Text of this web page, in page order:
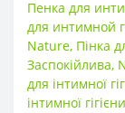
Пенка для
для интимной
Nature, Пінка
Заспокійлива,
для інтимної
інтимної